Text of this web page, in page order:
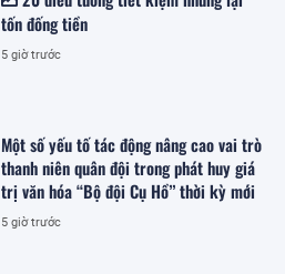
tốn đống tiền
5 giờ trước
Một số yếu tố tác động nâng cao vai trò
thanh niên quân đội trong phát huy giá
trị văn hóa “Bộ đội Cụ Hồ” thời kỳ mới
5 giờ trước